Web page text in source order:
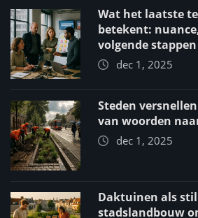
Wat het laatste
betekent:
volgende stappen
dec 1, 2025
Steden
van woorden
dec 1, 2025
Daktuinen als
stadslandbouw